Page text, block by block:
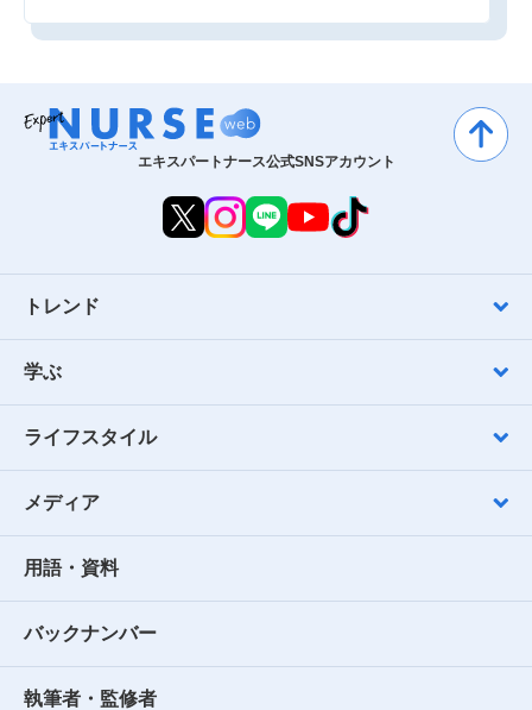
エキスパートナース公式SNSアカウント
トレンド
学ぶ
ライフスタイル
メディア
用語・資料
バックナンバー
執筆者・監修者